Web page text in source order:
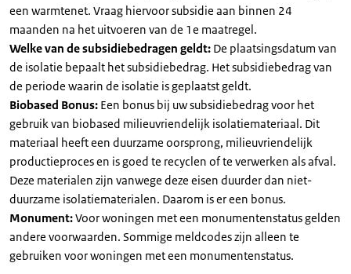
een warmtenet. Vraag hiervoor subsidie aan binnen 24
maanden na het uitvoeren van de 1e maatregel.
Welke van de subsidiebedragen geldt: De plaatsingsdatum van
de isolatie bepaalt het subsidiebedrag. Het subsidiebedrag van
de periode waarin de isolatie is geplaatst geldt.
Biobased Bonus: Een bonus bij uw subsidiebedrag voor het
gebruik van biobased milieuvriendelijk isolatiemateriaal. Dit
materiaal heeft een duurzame oorsprong, milieuvriendelijk
productieproces en is goed te recyclen of te verwerken als afval.
Deze materialen zijn vanwege deze eisen duurder dan niet-
duurzame isolatiematerialen. Daarom is er een bonus.
Monument:Voor woningen met een monumentenstatus gelden
andere voorwaarden. Sommige meldcodes zijn alleen te
gebruiken voor woningen met een monumentenstatus.